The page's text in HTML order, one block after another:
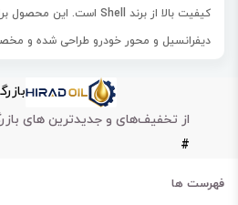
کیفیت بالا از برند Shell است. این محصول
دیفرانسیل و محور خودرو طراحی شده و
GL‑5با درجه ویسکوزیته SAE 85W‑140
خودروهای سواری، کامیون و تجهیزات سنگین
ویژگی‌های کلیدی روغن shell spirax s2a85w 140
حفاظت بالا در برابر سایش
از تخفیف‌های و جدیدترین های
#
فهرست ها